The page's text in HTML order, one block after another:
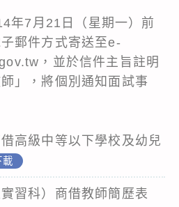
年7月21日（星期一）前
郵件方式寄送至e-
，並於信件主旨註明
」，將個別通知面試事
高級中等以下學校及幼兒
載
習科）商借教師簡歷表